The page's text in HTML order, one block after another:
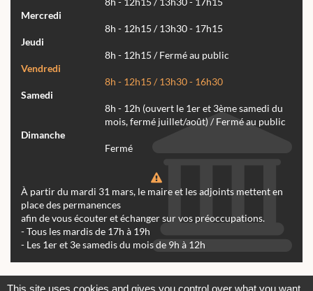
8h - 12h15 / 13h30 - 17h15
Mercredi
8h - 12h15 / 13h30 - 17h15
Jeudi
8h - 12h15 / Fermé au public
Vendredi
8h - 12h15 / 13h30 - 16h30
Samedi
8h - 12h (ouvert le 1er et 3ème samedi du
mois, fermé juillet/août) / Fermé au public
Dimanche
Fermé
À partir du mardi 31 mars, le maire et les adjoints mettent en
place des permanences
afin de vous écouter et échanger sur vos préoccupations.
- Tous les mardis de 17h à 19h
- Les 1er et 3e samedis du mois de 9h à 12h
This site uses cookies and gives you control over what you want